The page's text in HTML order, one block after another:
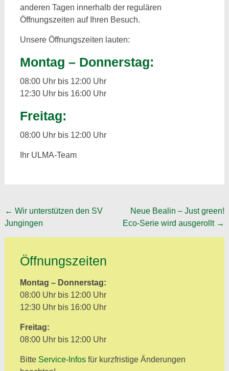
anderen Tagen innerhalb der regulären
Öffnungszeiten auf Ihren Besuch.
Unsere Öffnungszeiten lauten:
Montag – Donnerstag:
08:00 Uhr bis 12:00 Uhr
12:30 Uhr bis 16:00 Uhr
Freitag:
08:00 Uhr bis 12:00 Uhr
Ihr ULMA-Team
Post
navigation
← Wir unterstützen den SV
Jungingen
Neue Bealin – Just green!
Eco-Serie wird ausgerollt →
Öffnungszeiten
Montag – Donnerstag:
08:00 Uhr bis 12:00 Uhr
12:30 Uhr bis 16:00 Uhr
Freitag:
08:00 Uhr bis 12:00 Uhr
Bitte Service-Infosfür kurzfristige Änderungen